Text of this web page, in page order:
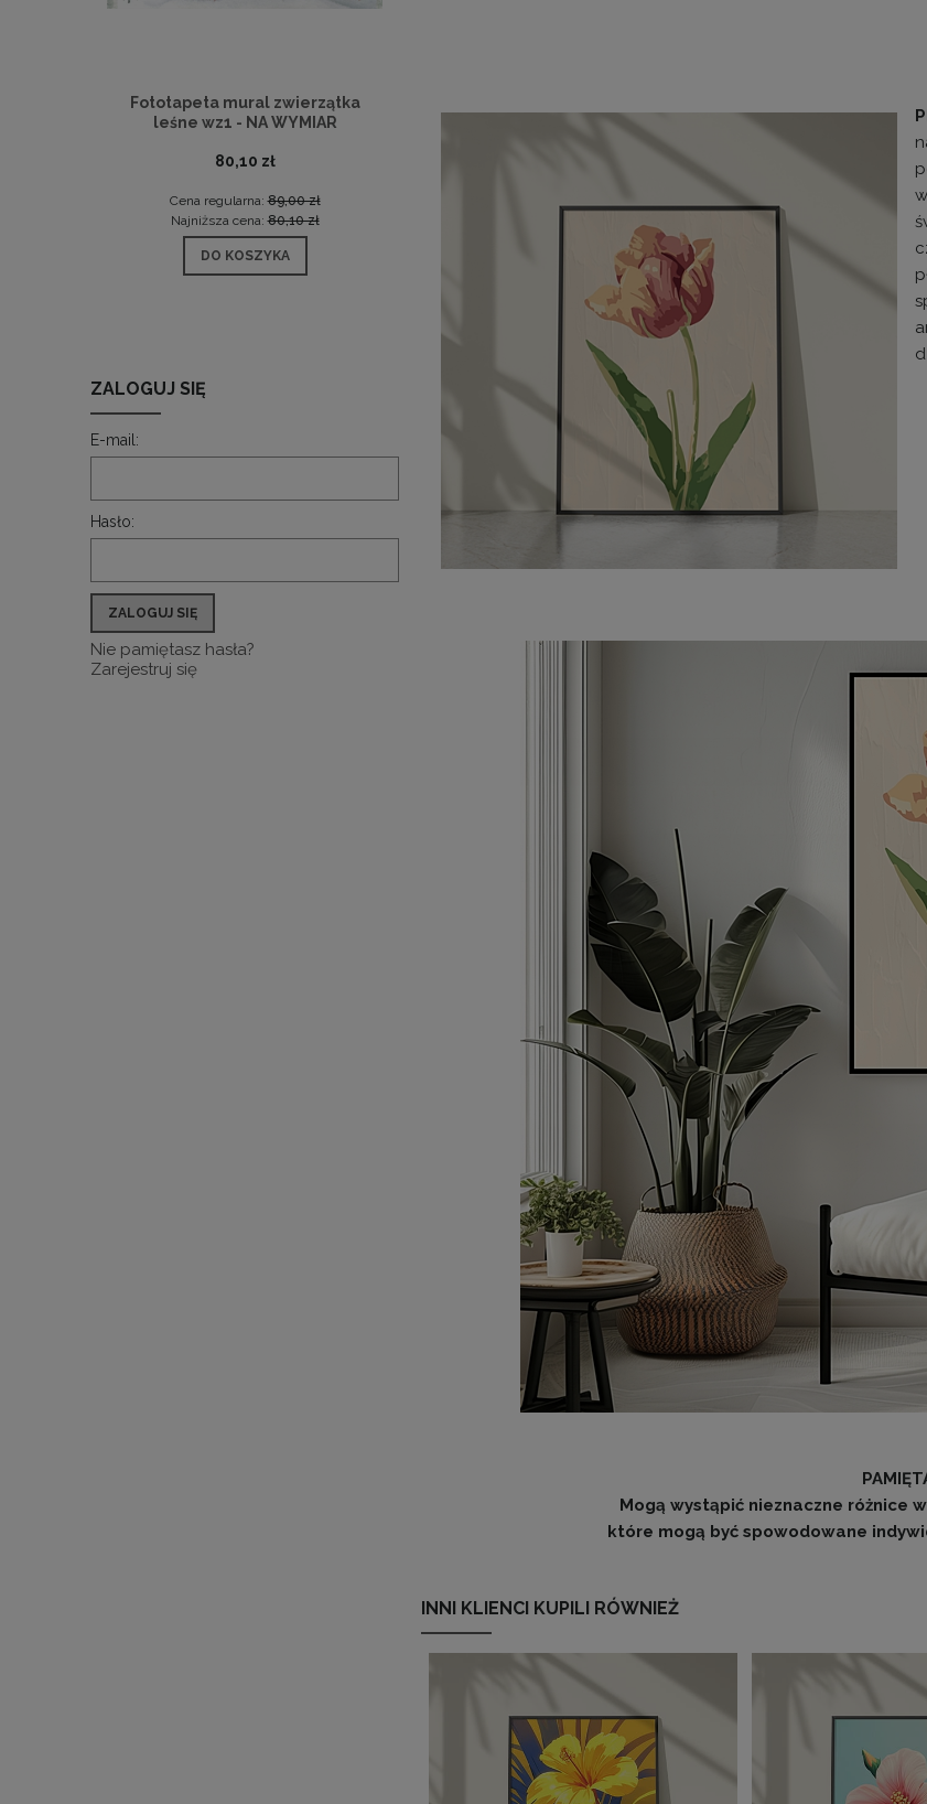
Fototapeta mural zwierzątka
leśne wz1 - NA WYMIAR
80,10 zł
Cena regularna:89,00 zł
Najniższa cena:80,10 zł
DO KOSZYKA
ZALOGUJ SIĘ
E-mail:
Hasło:
ZALOGUJ SIĘ
Nie pamiętasz hasła?
Zarejestruj się
Mogą wystąpić nieznaczne różnice
które mogą być spowodowane
INNI KLIENCI KUPILI RÓWNIEŻ